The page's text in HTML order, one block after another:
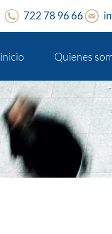
722 78 96 66
inicio Quienes